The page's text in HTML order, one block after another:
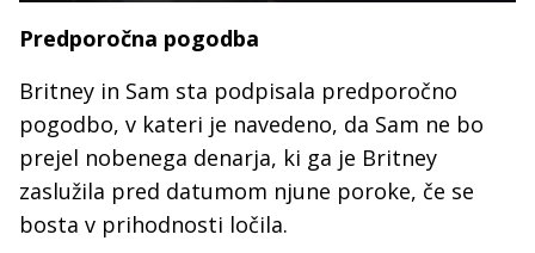
Predporočna pogodba
Britney in Sam sta podpisala predporočno
pogodbo, v kateri je navedeno, da Sam ne bo
prejel nobenega denarja, ki ga je Britney
zaslužila pred datumom njune poroke, če se
bosta v prihodnosti ločila.